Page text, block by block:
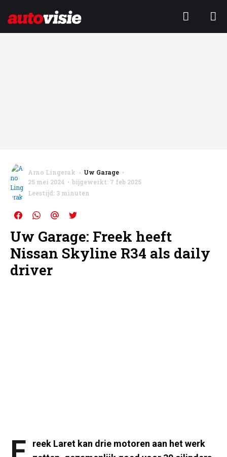
Arno Lingerak
Uw Garage
25 mei 2024
bijgewerkt: 7 feb 2025
Leestijd: 3 minuten
Uw Garage: Freek heeft
Nissan Skyline R34 als daily
driver
reek Laret kan drie motoren aan het werk